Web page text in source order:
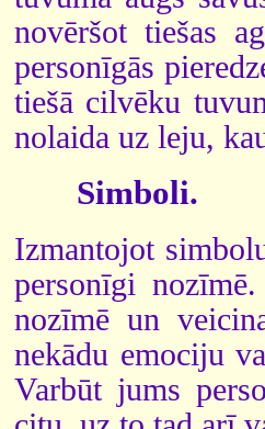
novēršot tiešas
personīgās
tiešā cilvēku
nolaida uz leju,
Simboli.
Izmantojot
personīgi
nozīmē un
nekādu emociju
Varbūt jums